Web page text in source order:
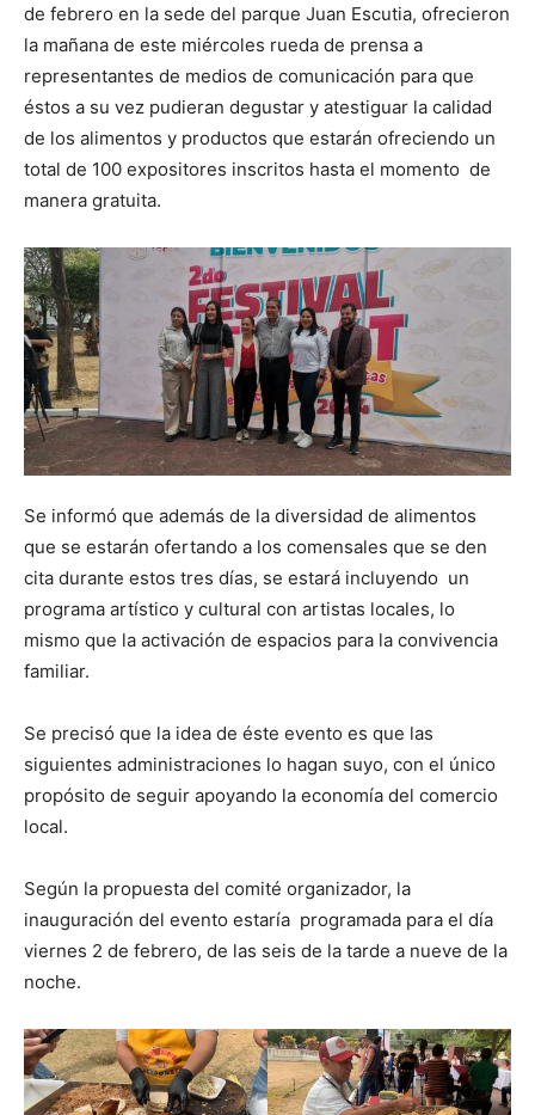
de febrero en la sede del parque Juan Escutia, ofrecieron
la mañana de este miércoles rueda de prensa a
representantes de medios de comunicación para que
éstos a su vez pudieran degustar y atestiguar la calidad
de los alimentos y productos que estarán ofreciendo un
total de 100 expositores inscritos hasta el momento de
manera gratuita.
Se informó que además de la diversidad de alimentos
que se estarán ofertando a los comensales que se den
cita durante estos tres días, se estará incluyendo un
programa artístico y cultural con artistas locales, lo
mismo que la activación de espacios para la convivencia
familiar.
Se precisó que la idea de éste evento es que las
siguientes administraciones lo hagan suyo, con el único
propósito de seguir apoyando la economía del comercio
local.
Según la propuesta del comité organizador, la
inauguración del evento estaría programada para el día
viernes 2 de febrero, de las seis de la tarde a nueve de la
noche.